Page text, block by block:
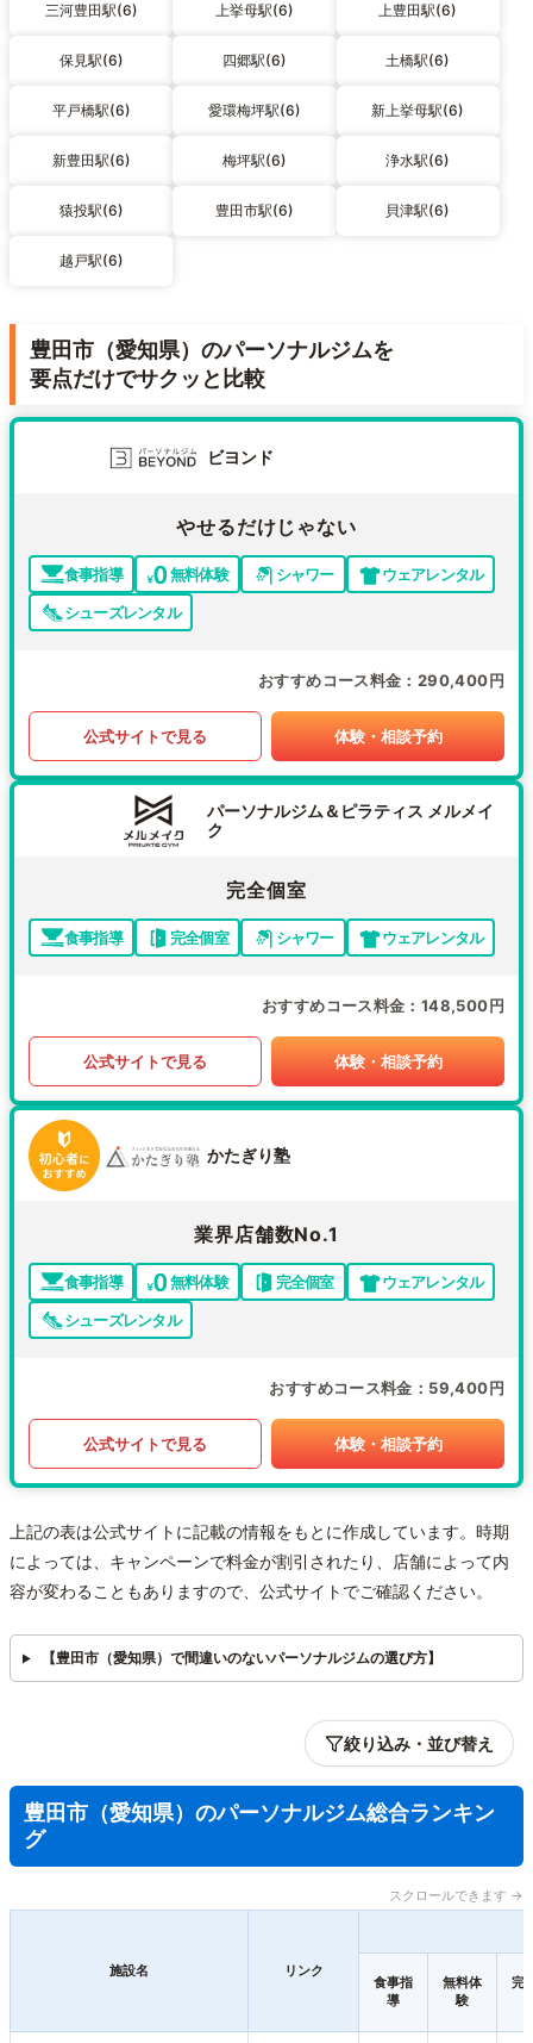
三河豊田駅(6) 上挙母駅(6) 上豊田駅(6)
保見駅(6) 四郷駅(6) 土橋駅(6)
平戸橋駅(6) 愛環梅坪駅(6) 新上挙母駅(6)
新豊田駅(6) 梅坪駅(6) 浄水駅(6)
猿投駅(6) 豊田市駅(6) 貝津駅(6)
越戸駅(6)
豊田市（愛知県）のパーソナルジムを
要点だけでサクッと比較
ビヨンド
やせるだけじゃない
食事指導 無料体験 シャワー
ウェアレンタル
シューズレンタル
おすすめコース料金 290,400円
公式サイトで見る 体験・相談予約
パーソナルジム＆ピラティス メルメイ
ク
完全個室
食事指導 完全個室 シャワー ウェアレンタル
おすすめコース料金 148,500円
公式サイトで見る 体験・相談予約
かたぎり塾
業界店舗数No.1
食事指導 無料体験 完全個室
ウェアレンタル
シューズレンタル
おすすめコース料金 59,400円
公式サイトで見る 体験・相談予約
上記の表は公式サイトに記載の情報をもとに作成しています。時期
によっては、キャンペーンで料金が割引されたり、店舗によって内
容が変わることもありますので、公式サイトでご確認ください。
【豊田市（愛知県）で間違いのないパーソナルジムの選び方】
絞り込み・並び替え
豊田市（愛知県）のパーソナルジム総合ランキン
グ
スクロールできます →
施設名 リンク
食事指
導
無料体
験
完